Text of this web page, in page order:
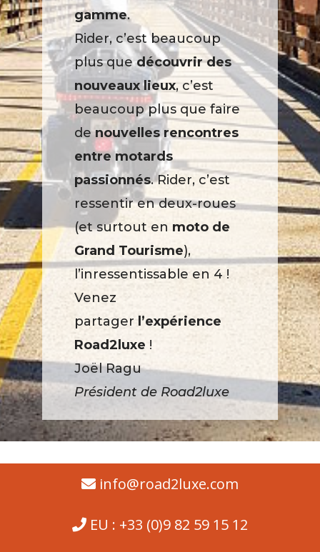
gamme.
Rider, c’est beaucoup
plus quedécouvrir des
nouveaux lieux, c’est
beaucoup plus que faire
denouvelles rencontres
entre motards
passionnés. Rider, c’est
ressentir en deux-roues
(et surtout en moto de
Grand Tourisme),
l’inressentissable en 4 !
Venez
partager l’expérience
Road2luxe !
Joël Ragu
Président de Road2luxe
info@road2luxe.com
EU : +33 (0)9 82 59 15 12